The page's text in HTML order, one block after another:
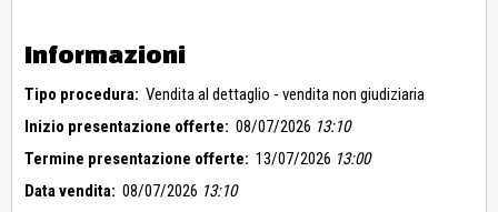
Informazioni
Tipo procedura: Vendita al dettaglio - vendita non giudiziaria
Inizio presentazione offerte: 08/07/2026 13:10
Termine presentazione offerte: 13/07/2026 13:00
Data vendita: 08/07/2026 13:10